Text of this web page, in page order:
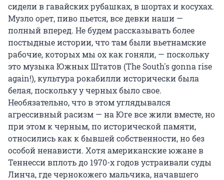
сидели в гавайских рубашках, в шортах и косухах.
Музло орет, пиво пьется, все девки наши —
полный вперед. Не будем рассказывать более
постыдные истории, что там были вьетнамские
рабочие, которых мы ох как гоняли, — поскольку
это музыка Южных Штатов (The South's gonna rise
again!), культура рокабилли исторически была
белая, поскольку у черных было свое.
Необязательно, что в этом углядывался
агрессивный расизм — на Юге все жили вместе, но
при этом к черным, по исторической памяти,
относились как к бывшей собственности, но без
особой ненависти. Хотя американские южане в
Теннесси вплоть до 1970-х годов устраивали суды
Линча, где чернокожего мальчика, начавшего